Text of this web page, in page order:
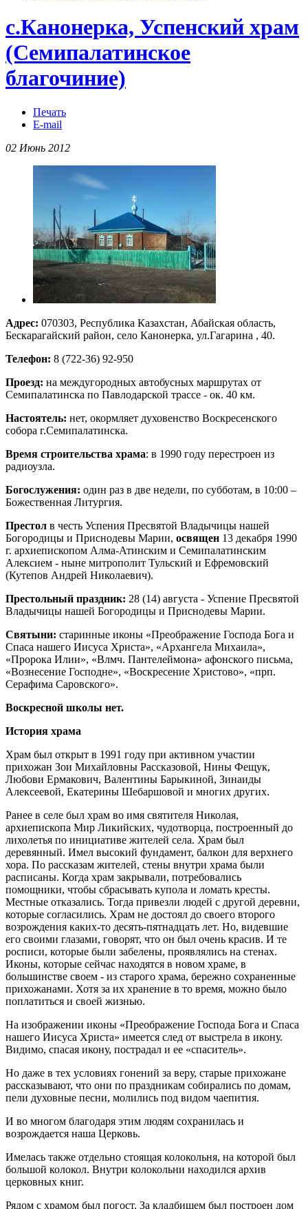
с.Канонерка, Успенский храм
(Семипалатинское
благочиние)
Печать
E-mail
02 Июнь 2012
Адрес: 070303, Республика Казахстан, Абайская область,
Бескарагайский район, село Канонерка, ул.Гагарина , 40.
Телефон: 8 (722-36) 92-950
Проезд: на междугородных автобусных маршрутах от
Семипалатинска по Павлодарской трассе - ок. 40 км.
Настоятель: нет, окормляет духовенство Воскресенского
собора г.Семипалатинска.
Время строительства храма: в 1990 году перестроен из
радиоузла.
Богослужения: один раз в две недели, по субботам, в 10:00 –
Божественная Литургия.
Престол в честь Успения Пресвятой Владычицы нашей
Богородицы и Приснодевы Марии, освящен 13 декабря 1990
г. архиепископом Алма-Атинским и Семипалатинским
Алексием - ныне митрополит Тульский и Ефремовский
(Кутепов Андрей Николаевич).
Престольный праздник: 28 (14) августа - Успение Пресвятой
Владычицы нашей Богородицы и Приснодевы Марии.
Святыни: старинные иконы «Преображение Господа Бога и
Спаса нашего Иисуса Христа», «Архангела Михаила»,
«Пророка Илии», «Влмч. Пантелеймона» афонского письма,
«Вознесение Господне», «Воскресение Христово», «прп.
Серафима Саровского».
Воскресной школы нет.
История храма
Храм был открыт в 1991 году при активном участии
прихожан Зои Михайловны Рассказовой, Нины Фещук,
Любови Ермакович, Валентины Барыкиной, Зинаиды
Алексеевой, Екатерины Шебаршовой и многих других.
Ранее в селе был храм во имя святителя Николая,
архиепископа Мир Ликийских, чудотворца, построенный до
лихолетья по инициативе жителей села. Храм был
деревянный. Имел высокий фундамент, балкон для верхнего
хора. По рассказам жителей, стены внутри храма были
расписаны. Когда храм закрывали, потребовались
помощники, чтобы сбрасывать купола и ломать кресты.
Местные отказались. Тогда привезли людей с другой деревни,
которые согласились. Храм не достоял до своего второго
возрождения каких-то десять-пятнадцать лет. Но, видевшие
его своими глазами, говорят, что он был очень красив. И те
росписи, которые были забелены, проявлялись на стенах.
Иконы, которые сейчас находятся в новом храме, в
большинстве своем - из старого храма, бережно сохраненные
прихожанами. Хотя за их хранение в то время, можно было
поплатиться и своей жизнью.
На изображении иконы «Преображение Господа Бога и Спаса
нашего Иисуса Христа» имеется след от выстрела в икону.
Видимо, спасая икону, пострадал и ее «спаситель».
Но даже в тех условиях гонений за веру, старые прихожане
рассказывают, что они по праздникам собирались по домам,
пели духовные песни, молились под видом чаепития.
И во многом благодаря этим людям сохранилась и
возрождается наша Церковь.
Имелась также отдельно стоящая колокольня, на которой был
большой колокол. Внутри колокольни находился архив
церковных книг.
Рядом с храмом был погост. За кладбищем был построен дом